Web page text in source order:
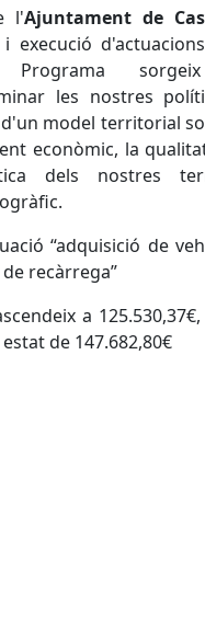
l'Ajuntament de
execució
Programa
les nostres
model territorial
econòmic, la
dels nostres
“adquisició de
recàrrega”
a
de 147.682,80€